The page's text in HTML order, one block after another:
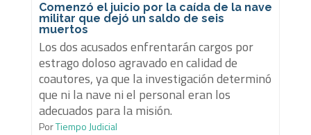
Comenzó el juicio por la caída de la nave
militar que dejó un saldo de seis
muertos
Los dos acusados enfrentarán cargos por
estrago doloso agravado en calidad de
coautores, ya que la investigación determinó
que ni la nave ni el personal eran los
adecuados para la misión.
PorTiempo Judicial